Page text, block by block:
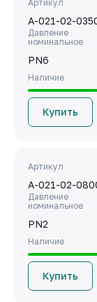
Артикул
A-021-02-
Давление
номинальное
PN6
Наличие
Купить
Артикул
A-021-02-
Давление
номинальное
PN2
Наличие
Купить